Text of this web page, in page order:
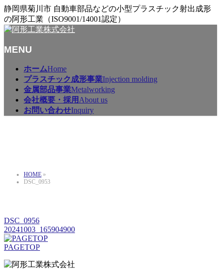
静岡県菊川市 自動車部品などの小型プラスチック射出成形
の阿形工業（ISO9001/14001認定）
MENU
ホームHome
プラスチック成形事業Injection molding
金属部品事業Metalworking
会社概要・採用About us
お問い合わせInquiry
HOME »
DSC_0953
DSC_0956
20241003_165904900
PAGETOP